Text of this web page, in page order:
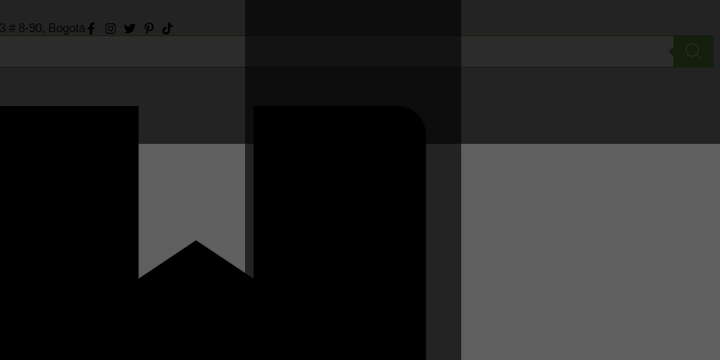
# 8-90, Bogotá